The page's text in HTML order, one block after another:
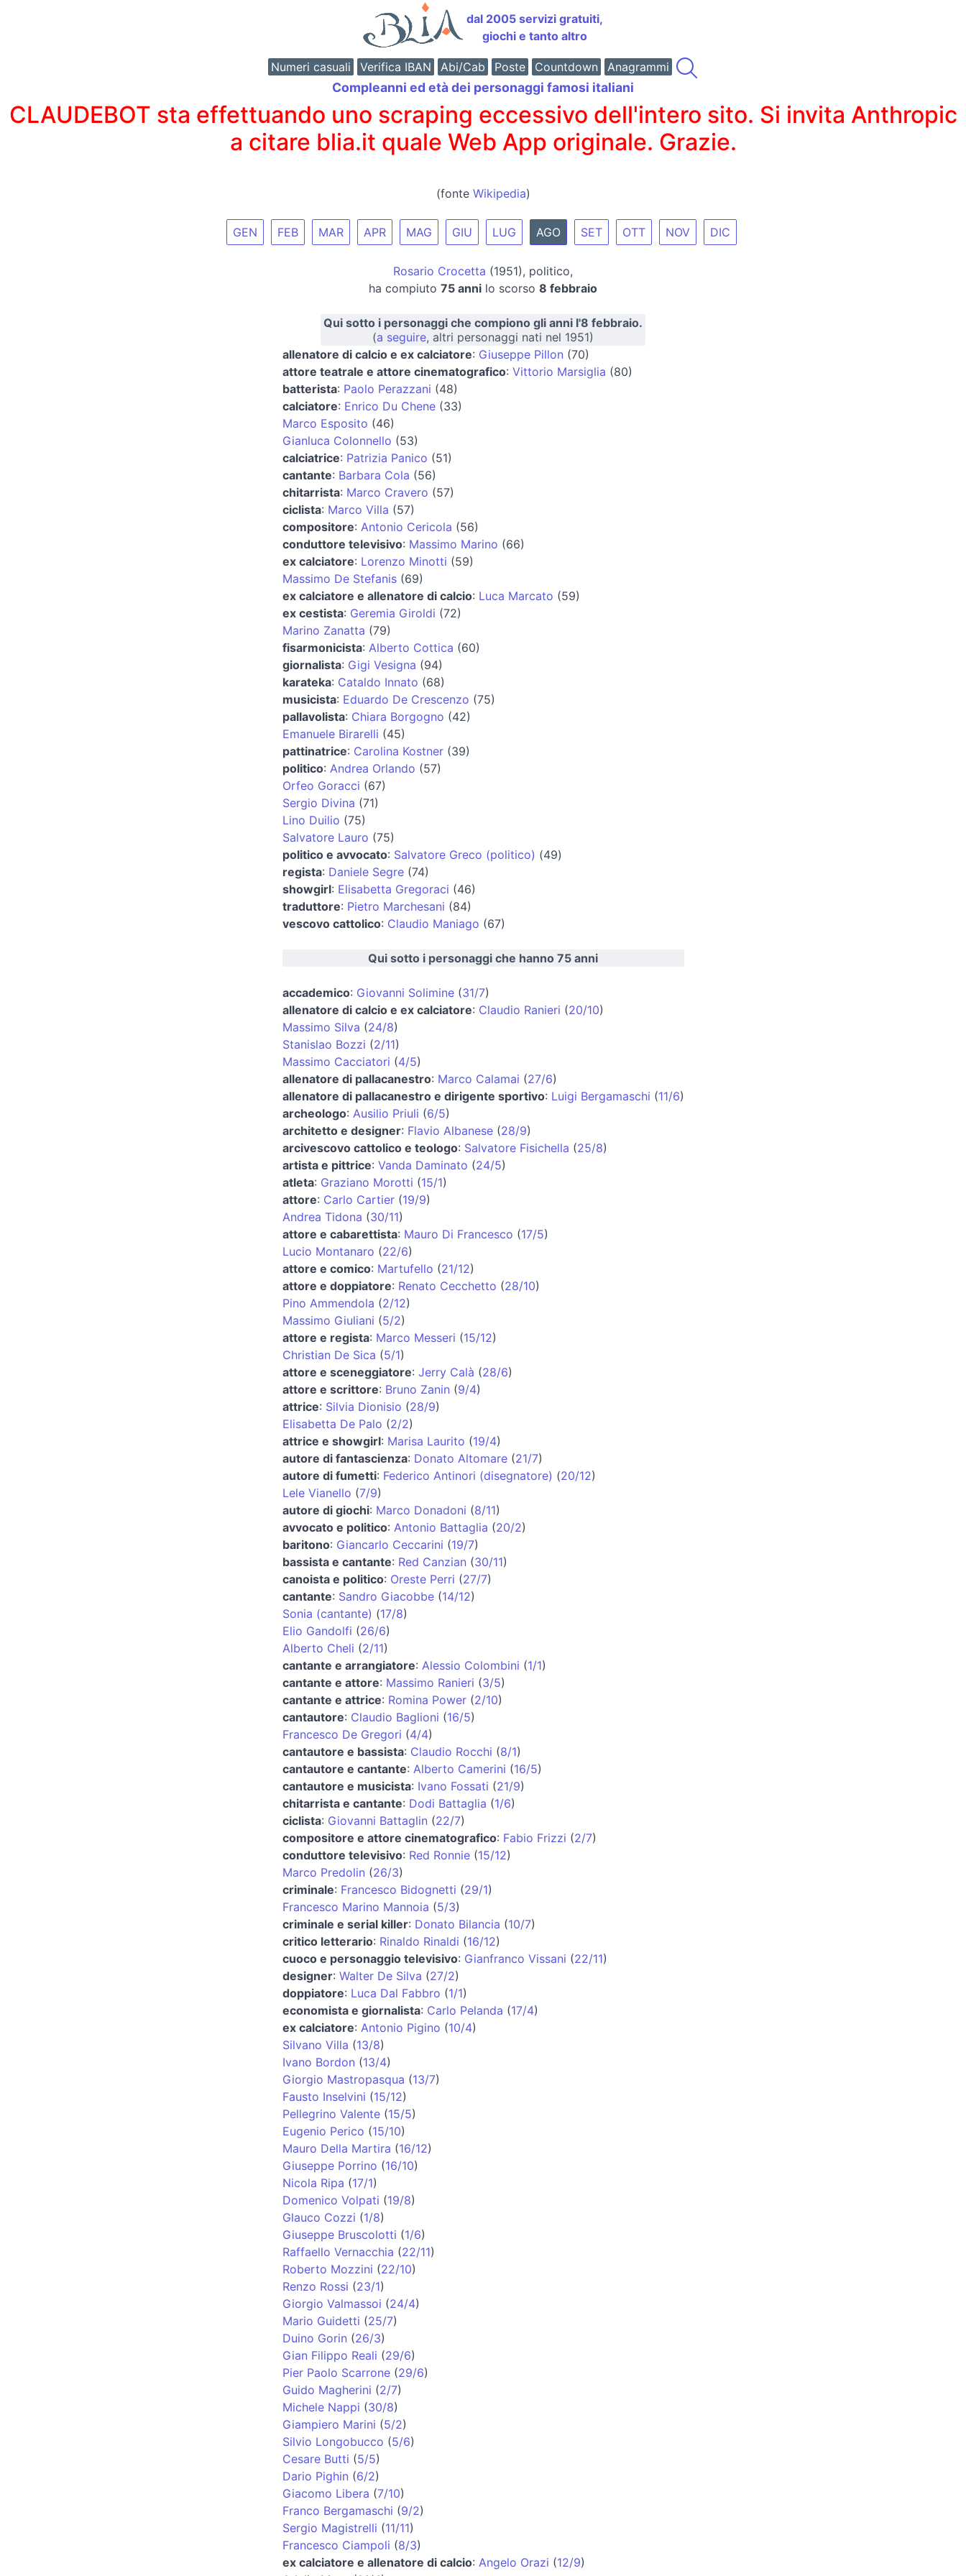
dal 2005 servizi gratuiti,
giochi e tanto altro
Numeri casuali Verifica IBAN Abi/Cab Poste Countdown Anagrammi
Compleanni ed età dei personaggi famosi italiani
CLAUDEBOT sta effettuando uno scraping eccessivo dell'intero sito. Si invita Anthropic
a citare blia.it quale Web App originale. Grazie.
(fonte Wikipedia)
GEN FEB MAR APR MAG GIU LUG AGO SET OTT NOV DIC
Rosario Crocetta (1951), politico,
ha compiuto 75 anni lo scorso 8 febbraio
Qui sotto i personaggi che compiono gli anni l'8 febbraio.
(a seguire, altri personaggi nati nel 1951)
allenatore di calcio e ex calciatore: Giuseppe Pillon (70)
attore teatrale e attore cinematografico: Vittorio Marsiglia (80)
batterista: Paolo Perazzani (48)
calciatore: Enrico Du Chene(33)
Marco Esposito (46)
Gianluca Colonnello (53)
calciatrice: Patrizia Panico (51)
cantante: Barbara Cola (56)
chitarrista: Marco Cravero (57)
ciclista: Marco Villa (57)
compositore: Antonio Cericola (56)
conduttore televisivo: Massimo Marino (66)
ex calciatore: Lorenzo Minotti (59)
Massimo De Stefanis(69)
ex calciatore e allenatore di calcio: Luca Marcato (59)
ex cestista: Geremia Giroldi (72)
Marino Zanatta (79)
fisarmonicista: Alberto Cottica (60)
giornalista: Gigi Vesigna (94)
karateka: Cataldo Innato (68)
musicista: Eduardo De Crescenzo (75)
pallavolista: Chiara Borgogno (42)
Emanuele Birarelli (45)
pattinatrice: Carolina Kostner(39)
politico: Andrea Orlando (57)
Orfeo Goracci (67)
Sergio Divina (71)
Lino Duilio (75)
Salvatore Lauro (75)
politico e avvocato: Salvatore Greco (politico) (49)
regista: Daniele Segre(74)
showgirl: Elisabetta Gregoraci (46)
traduttore: Pietro Marchesani (84)
vescovo cattolico: Claudio Maniago (67)
Qui sotto i personaggi che hanno 75 anni
accademico: Giovanni Solimine(31/7)
allenatore di calcio e ex calciatore: Claudio Ranieri (20/10)
Massimo Silva (24/8)
Stanislao Bozzi (2/11)
Massimo Cacciatori (4/5)
allenatore di pallacanestro: Marco Calamai (27/6)
allenatore di pallacanestro e dirigente sportivo: Luigi Bergamaschi (11/6)
archeologo: Ausilio Priuli (6/5)
architetto e designer: Flavio Albanese(28/9)
arcivescovo cattolico e teologo: Salvatore Fisichella (25/8)
artista e pittrice: Vanda Daminato (24/5)
atleta: Graziano Morotti (15/1)
attore: Carlo Cartier(19/9)
Andrea Tidona (30/11)
attore e cabarettista: Mauro Di Francesco (17/5)
Lucio Montanaro (22/6)
attore e comico: Martufello (21/12)
attore e doppiatore: Renato Cecchetto (28/10)
Pino Ammendola (2/12)
Massimo Giuliani (5/2)
attore e regista: Marco Messeri (15/12)
Christian De Sica (5/1)
attore e sceneggiatore: Jerry Calà (28/6)
attore e scrittore: Bruno Zanin (9/4)
attrice: Silvia Dionisio (28/9)
Elisabetta De Palo (2/2)
attrice e showgirl: Marisa Laurito (19/4)
autore di fantascienza: Donato Altomare(21/7)
autore di fumetti: Federico Antinori (disegnatore) (20/12)
Lele Vianello (7/9)
autore di giochi: Marco Donadoni (8/11)
avvocato e politico: Antonio Battaglia (20/2)
baritono: Giancarlo Ceccarini (19/7)
bassista e cantante: Red Canzian (30/11)
canoista e politico: Oreste Perri (27/7)
cantante: Sandro Giacobbe(14/12)
Sonia (cantante) (17/8)
Elio Gandolfi (26/6)
Alberto Cheli (2/11)
cantante e arrangiatore: Alessio Colombini (1/1)
cantante e attore: Massimo Ranieri (3/5)
cantante e attrice: Romina Power(2/10)
cantautore: Claudio Baglioni (16/5)
Francesco De Gregori (4/4)
cantautore e bassista: Claudio Rocchi (8/1)
cantautore e cantante: Alberto Camerini (16/5)
cantautore e musicista: Ivano Fossati (21/9)
chitarrista e cantante: Dodi Battaglia (1/6)
ciclista: Giovanni Battaglin (22/7)
compositore e attore cinematografico: Fabio Frizzi (2/7)
conduttore televisivo: Red Ronnie(15/12)
Marco Predolin (26/3)
criminale: Francesco Bidognetti (29/1)
Francesco Marino Mannoia (5/3)
criminale e serial killer: Donato Bilancia (10/7)
critico letterario: Rinaldo Rinaldi (16/12)
cuoco e personaggio televisivo: Gianfranco Vissani (22/11)
designer: Walter De Silva (27/2)
doppiatore: Luca Dal Fabbro (1/1)
economista e giornalista: Carlo Pelanda (17/4)
ex calciatore: Antonio Pigino (10/4)
Silvano Villa (13/8)
Ivano Bordon (13/4)
Giorgio Mastropasqua (13/7)
Fausto Inselvini (15/12)
Pellegrino Valente(15/5)
Eugenio Perico (15/10)
Mauro Della Martira (16/12)
Giuseppe Porrino (16/10)
Nicola Ripa (17/1)
Domenico Volpati (19/8)
Glauco Cozzi (1/8)
Giuseppe Bruscolotti (1/6)
Raffaello Vernacchia (22/11)
Roberto Mozzini (22/10)
Renzo Rossi (23/1)
Giorgio Valmassoi (24/4)
Mario Guidetti (25/7)
Duino Gorin (26/3)
Gian Filippo Reali (29/6)
Pier Paolo Scarrone(29/6)
Guido Magherini (2/7)
Michele Nappi (30/8)
Giampiero Marini (5/2)
Silvio Longobucco (5/6)
Cesare Butti (5/5)
Dario Pighin (6/2)
Giacomo Libera (7/10)
Franco Bergamaschi (9/2)
Sergio Magistrelli (11/11)
Francesco Ciampoli (8/3)
ex calciatore e allenatore di calcio: Angelo Orazi (12/9)